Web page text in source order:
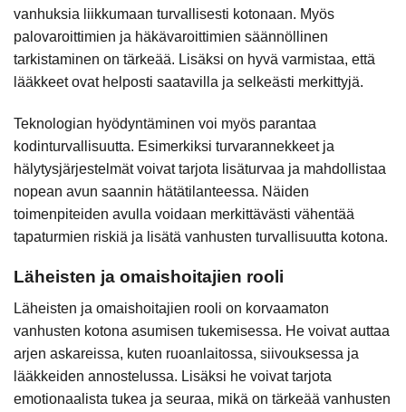
vanhuksia liikkumaan turvallisesti kotonaan. Myös
palovaroittimien ja häkävaroittimien säännöllinen
tarkistaminen on tärkeää. Lisäksi on hyvä varmistaa, että
lääkkeet ovat helposti saatavilla ja selkeästi merkittyjä.
Teknologian hyödyntäminen voi myös parantaa
kodinturvallisuutta. Esimerkiksi turvarannekkeet ja
hälytysjärjestelmät voivat tarjota lisäturvaa ja mahdollistaa
nopean avun saannin hätätilanteessa. Näiden
toimenpiteiden avulla voidaan merkittävästi vähentää
tapaturmien riskiä ja lisätä vanhusten turvallisuutta kotona.
Läheisten ja omaishoitajien rooli
Läheisten ja omaishoitajien rooli on korvaamaton
vanhusten kotona asumisen tukemisessa. He voivat auttaa
arjen askareissa, kuten ruoanlaitossa, siivouksessa ja
lääkkeiden annostelussa. Lisäksi he voivat tarjota
emotionaalista tukea ja seuraa, mikä on tärkeää vanhusten